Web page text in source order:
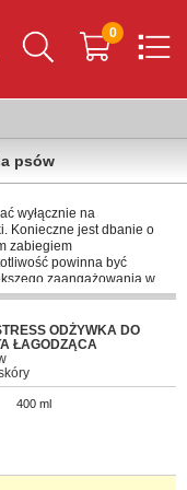
0
psów
wyłącznie na
Konieczne jest dbanie o
zabiegiem
powinna być
zaangażowania w
o długiej sierści i biorące
zębów zwierząt
się z pasty i
czyszczenia
np. odświeżacz
Dr Seidel. Do kąpieli
dla psów. Sklep
jasnej, brązowej, jak i
a nawet dedykowane
ODŻYWKA DO
ŁAGODZĄCA
400 ml